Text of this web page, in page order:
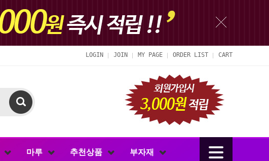
LOGIN JOIN MY PAGE ORDER LIST CART
마루 추천상품 부자재